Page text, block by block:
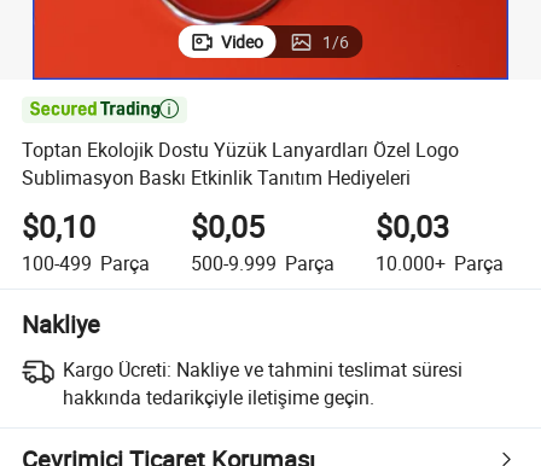
Video 1/6

Toptan Ekolojik Dostu Yüzük Lanyardları Özel Logo
Sublimasyon Baskı Etkinlik Tanıtım Hediyeleri
$0,10
100-499 Parça
$0,05
500-9.999 Parça
$0,03
10.000+ Parça
Nakliye
Kargo Ücreti: Nakliye ve tahmini teslimat süresi
hakkında tedarikçiyle iletişime geçin.
Çevrimiçi Ticaret Koruması